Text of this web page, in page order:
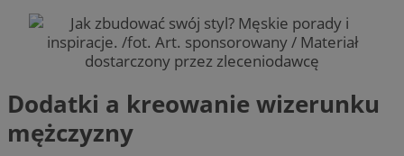
Dodatki a kreowanie wizerunku
mężczyzny